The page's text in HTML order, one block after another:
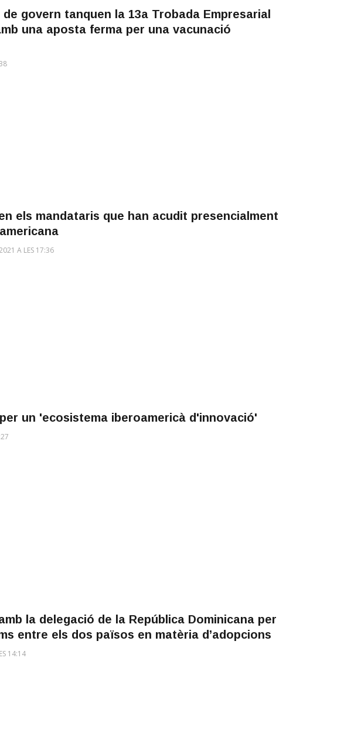
govern tanquen la 13a Trobada Empresarial
una aposta ferma per una vacunació
els mandataris que han acudit presencialment
A LES 17:36
un 'ecosistema iberoamericà d'innovació'
la delegació de la República Dominicana per
entre els dos països en matèria d’adopcions
14:14